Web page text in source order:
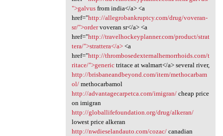
">galvusfrom india</a> <a
href="http://allegrobankruptcy.com/drug/voveran-
sr/">ordervoveran sr</a> <a
href="http://travelhockeyplanner.com/product/strat
tera/">strattera</a><a
href="http://thrombosedexternalhemorrhoids.com/t
ritace/">generictritace at walmart</a> several river,
http://brisbaneandbeyond.com/item/methocarbam
ol/methocarbamol
http://advantagecarpetca.com/imigran/cheap price
on imigran
http://globallifefoundation.org/drug/alkeran/
lowest price alkeran
http://nwdieselandauto.com/cozac/canadian